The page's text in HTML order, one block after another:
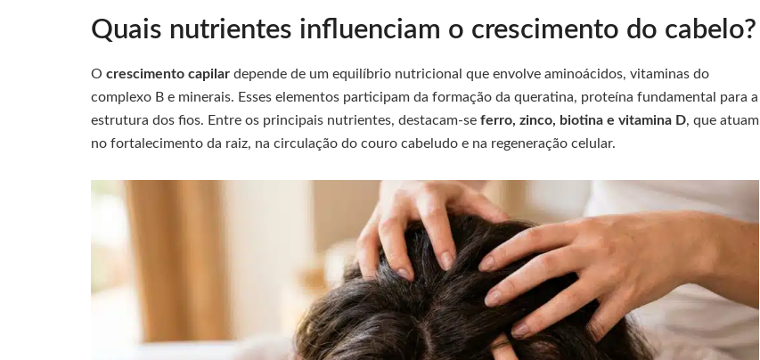
Quais nutrientes influenciam o crescimento do cabelo?
O crescimento capilar depende de um equilíbrio nutricional que envolve aminoácidos, vitaminas do
complexo B e minerais. Esses elementos participam da formação da queratina, proteína fundamental para a
estrutura dos fios. Entre os principais nutrientes, destacam-se ferro, zinco, biotina e vitamina D, que atuam
no fortalecimento da raiz, na circulação do couro cabeludo e na regeneração celular.